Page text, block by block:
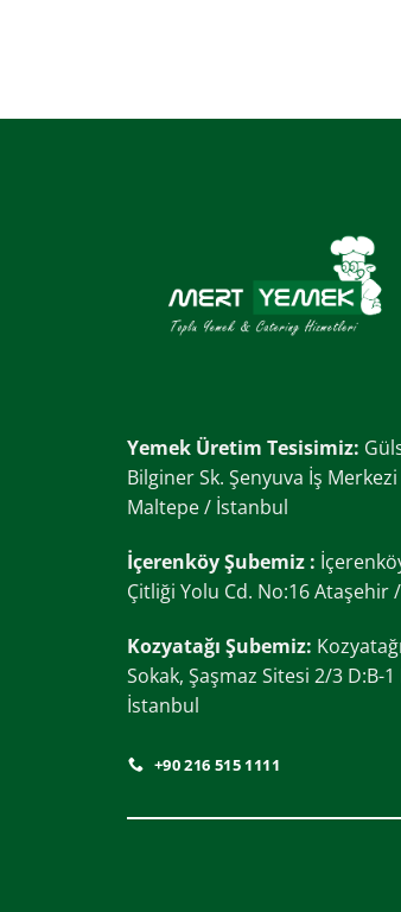
Yemek Üretim Tesisimiz:
Bilginer Sk. Şenyuva İş
Maltepe / İstanbul
İçerenköy Şubemiz :
Çitliği Yolu Cd. No:16 Ataşehir
Kozyatağı Şubemiz:
Sokak, Şaşmaz Sitesi 2/3 D:B-1
İstanbul
+90 216 515 1111